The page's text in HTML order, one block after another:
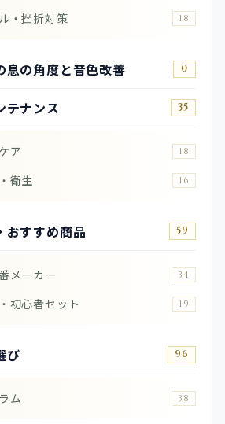
・挫折対策 18
息の角度と音色改善 0
テナンス 35
ア 18
衛生 16
おすすめ商品 59
メーカー 34
初心者セット 19
び 96
ム 38